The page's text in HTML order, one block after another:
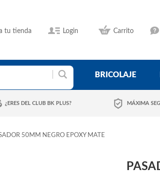
tu tienda Login Carrito
BRICOLAJE
¿ERES DEL CLUB BK PLUS? MÁXIMA
50MM NEGRO EPOXY MATE